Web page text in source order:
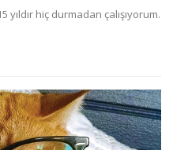
hiç durmadan çalışıyorum.